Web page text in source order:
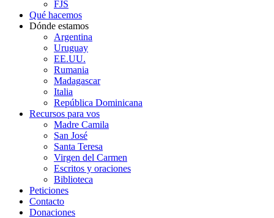
FJS
Qué hacemos
Dónde estamos
Argentina
Uruguay
EE.UU.
Rumania
Madagascar
Italia
República Dominicana
Recursos para vos
Madre Camila
San José
Santa Teresa
Virgen del Carmen
Escritos y oraciones
Biblioteca
Peticiones
Contacto
Donaciones